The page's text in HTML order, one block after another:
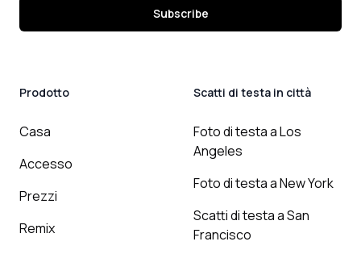
Subscribe
Prodotto
Casa
Accesso
Prezzi
Remix
Scatti di testa in città
Foto di testa a Los
Angeles
Foto di testa a New York
Scatti di testa a San
Francisco